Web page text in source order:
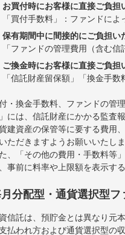
お買付時にお客様に直接ご負担
「買付手数料」：ファンドに
保有期間中に間接的にご負担い
「ファンドの管理費用（含む
ご換金時にお客様に直接ご負担
「信託財産留保額」「換金手
・換金手数料、ファンドの管
には、信託財産にかかる監査
建資産の保管等に要する費用
ただきますようお願いいたし
、「その他の費用・手数料等
事前に料率や上限額を表示す
分配型・通貨選択型
信託は、預貯金とは異なり元
払われ方および通貨選択型の